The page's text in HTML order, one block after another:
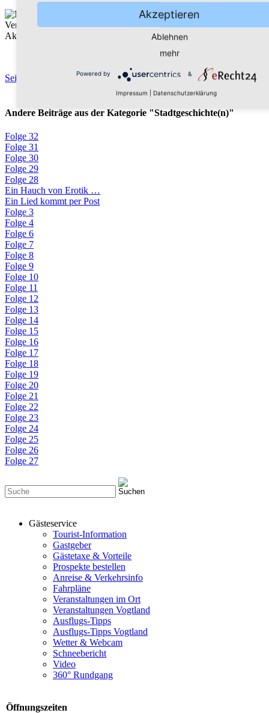
Verführerisch präsentierte UFA-Filmstar Marika Rökk die
Akkordeons der Marke HESS.
Seite drucken
Andere Beiträge aus der Kategorie "Stadtgeschichte(n)"
Folge 32
Folge 31
Folge 30
Folge 29
Folge 28
Ein Hauch von Erotik …
Ein Lied kommt per Post
Folge 3
Folge 4
Folge 6
Folge 7
Folge 8
Folge 9
Folge 10
Folge 11
Folge 12
Folge 13
Folge 14
Folge 15
Folge 16
Folge 17
Folge 18
Folge 19
Folge 20
Folge 21
Folge 22
Folge 23
Folge 24
Folge 25
Folge 26
Folge 27
Gästeservice
Tourist-Information
Gastgeber
Gästetaxe & Vorteile
Prospekte bestellen
Anreise & Verkehrsinfo
Fahrpläne
Veranstaltungen im Ort
Veranstaltungen Vogtland
Ausflugs-Tipps
Ausflugs-Tipps Vogtland
Wetter & Webcam
Schneebericht
Video
360° Rundgang
Öffnungszeiten
Akzeptieren
Ablehnen
mehr
Powered by &
Impressum | Datenschutzerklärung